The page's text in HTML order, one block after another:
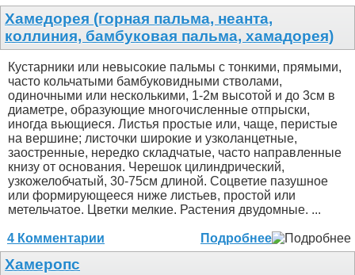
Хамедорея (горная пальма, неанта,
коллиния, бамбуковая пальма, хамадорея)
Кустарники или невысокие пальмы с тонкими, прямыми,
часто кольчатыми бамбуковидными стволами,
одиночными или несколькими, 1-2м высотой и до 3см в
диаметре, образующие многочисленные отпрыски,
иногда вьющиеся. Листья простые или, чаще, перистые
на вершине; листочки широкие и узколанцетные,
заостренные, нередко складчатые, часто направленные
книзу от основания. Черешок цилиндрический,
узкожелобчатый, 30-75см длиной. Соцветие пазушное
или формирующееся ниже листьев, простой или
метельчатое. Цветки мелкие. Растения двудомные. ...
4 Комментарии Подробнее
Хамеропс